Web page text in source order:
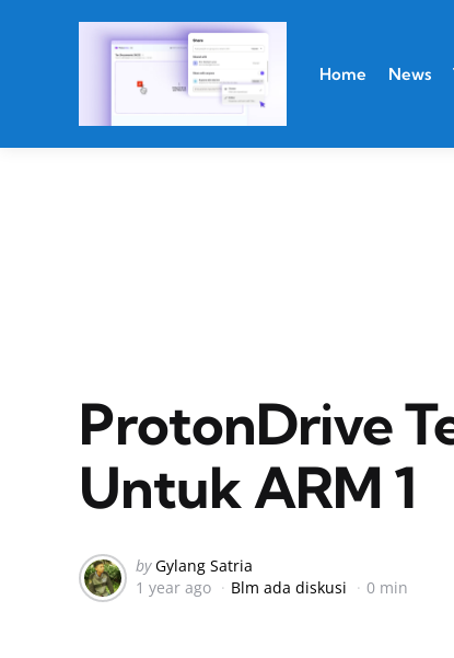
Home News
ProtonDrive
Untuk ARM 1
Posted
by
by Gylang Satria
1 year ago
Blm ada diskusi 0 min